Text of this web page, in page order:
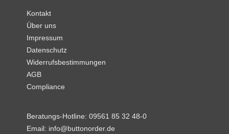
Kontakt
Über uns
Impressum
Datenschutz
Widerrufsbestimmungen
AGB
Compliance
Beratungs-Hotline:09561 85 32 48-0
Email: info@buttonorder.de